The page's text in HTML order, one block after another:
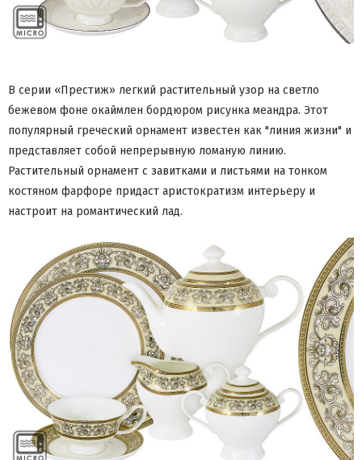
В серии «Престиж» легкий растительный узор на светло
бежевом фоне окаймлен бордюром рисунка меандра. Этот
популярный греческий орнамент известен как "линия жизни" и
представляет собой непрерывную ломаную линию.
Растительный орнамент с завитками и листьями на тонком
костяном фарфоре придаст аристократизм интерьеру и
настроит на романтический лад.